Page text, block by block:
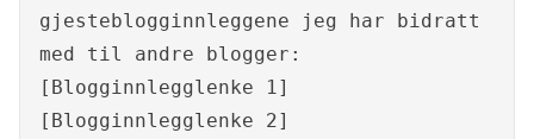
gjesteblogginnleggene jeg har bidratt
med til andre blogger:
[Blogginnlegglenke 1]
[Blogginnlegglenke 2]